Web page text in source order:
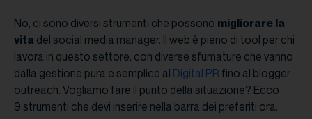
No, ci sono diversi strumenti che possono migliorare la
vita del social media manager. Il web è pieno di tool per chi
lavora in questo settore, con diverse sfumature che vanno
dalla gestione pura e semplice al Digital PR fino al blogger
outreach. Vogliamo fare il punto della situazione? Ecco
9 strumenti che devi inserire nella barra dei preferiti ora.